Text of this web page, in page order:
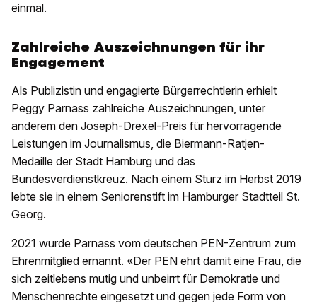
einmal.
Zahlreiche Auszeichnungen für ihr
Engagement
Als Publizistin und engagierte Bürgerrechtlerin erhielt
Peggy Parnass zahlreiche Auszeichnungen, unter
anderem den Joseph-Drexel-Preis für hervorragende
Leistungen im Journalismus, die Biermann-Ratjen-
Medaille der Stadt Hamburg und das
Bundesverdienstkreuz. Nach einem Sturz im Herbst 2019
lebte sie in einem Seniorenstift im Hamburger Stadtteil St.
Georg.
2021 wurde Parnass vom deutschen PEN-Zentrum zum
Ehrenmitglied ernannt. «Der PEN ehrt damit eine Frau, die
sich zeitlebens mutig und unbeirrt für Demokratie und
Menschenrechte eingesetzt und gegen jede Form von